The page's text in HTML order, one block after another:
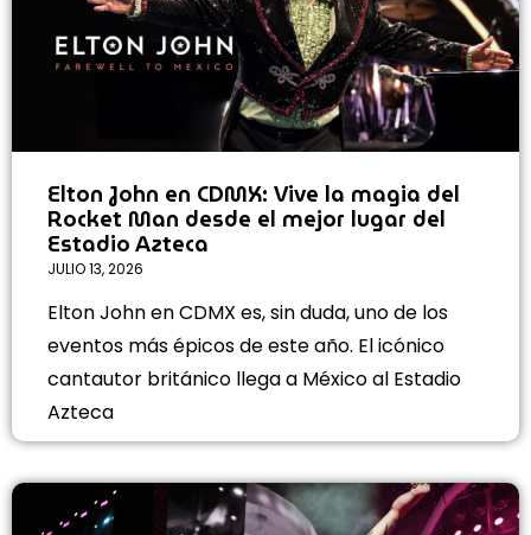
Elton John en CDMX: Vive la magia del
Rocket Man desde el mejor lugar del
Estadio Azteca
JULIO 13, 2026
Elton John en CDMX es, sin duda, uno de los
eventos más épicos de este año. El icónico
cantautor británico llega a México al Estadio
Azteca